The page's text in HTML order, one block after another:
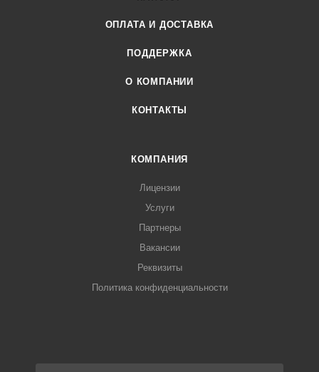
ОПЛАТА И ДОСТАВКА
ПОДДЕРЖКА
О КОМПАНИИ
КОНТАКТЫ
КОМПАНИЯ
Лицензии
Услуги
Партнеры
Вакансии
Реквизиты
Политика конфиденциальности